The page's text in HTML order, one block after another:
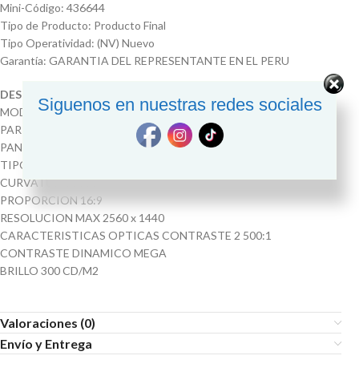
Mini-Código: 436644
Tipo de Producto: Producto Final
Tipo Operatividad: (NV) Nuevo
Garantía: GARANTIA DEL REPRESENTANTE EN EL PERU
DESCRIPCION
MODELO ODYSSEY G5
PART NUMBER LS27CG552ELXPE
PANTALLA TAMAÑO 27 PULG
TIPO QHD VA
CURVATURA 1000R
PROPORCION 16:9
RESOLUCION MAX 2560 x 1440
CARACTERISTICAS OPTICAS CONTRASTE 2 500:1
CONTRASTE DINAMICO MEGA
BRILLO 300 CD/M2
Valoraciones (0)
Envío y Entrega
Siguenos en nuestras redes sociales